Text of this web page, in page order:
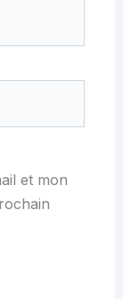
et mon